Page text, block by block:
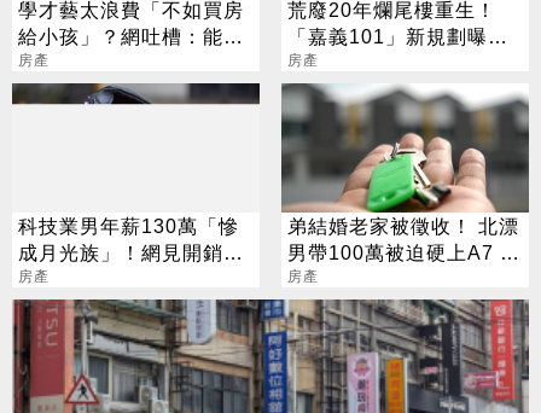
學才藝太浪費「不如買房
給小孩」？網吐槽：能買
房就不差這點錢
房產
荒廢20年爛尾樓重生！
「嘉義101」新規劃曝光
鎖定上億客源
房產
科技業男年薪130萬「慘
成月光族」！網見開銷
嘆：很正常
房產
弟結婚老家被徵收！ 北漂
男帶100萬被迫硬上A7 網
見單價驚呆了
房產